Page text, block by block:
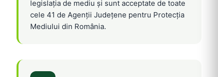
legislația de mediu și sunt acceptate de toate
cele 41 de Agenții Județene pentru Protecția
Mediului din România.